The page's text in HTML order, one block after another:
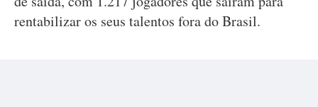
rentabilizar os seus talentos fora do Brasil.